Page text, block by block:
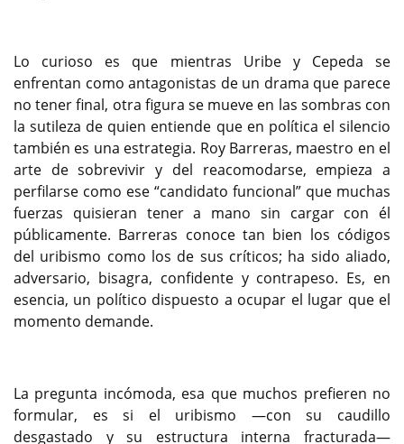
Lo curioso es que mientras Uribe y Cepeda se
enfrentan como antagonistas de un drama que parece
no tener final, otra figura se mueve en las sombras con
la sutileza de quien entiende que en política el silencio
también es una estrategia. Roy Barreras, maestro en el
arte de sobrevivir y del reacomodarse, empieza a
perfilarse como ese “candidato funcional” que muchas
fuerzas quisieran tener a mano sin cargar con él
públicamente. Barreras conoce tan bien los códigos
del uribismo como los de sus críticos; ha sido aliado,
adversario, bisagra, confidente y contrapeso. Es, en
esencia, un político dispuesto a ocupar el lugar que el
momento demande.
La pregunta incómoda, esa que muchos prefieren no
formular, es si el uribismo —con su caudillo
desgastado y su estructura interna fracturada—